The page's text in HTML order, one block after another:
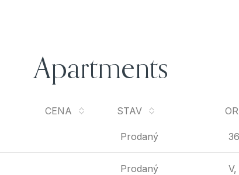
Apartments
CENA STAV
Prodaný
Prodaný